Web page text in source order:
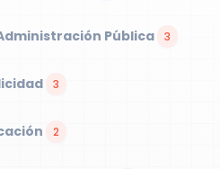
Pública 3
3
2